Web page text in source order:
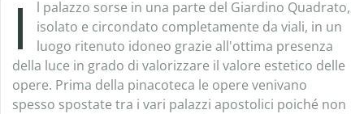
I
l palazzo sorse in una parte del Giardino Quadrato,
isolato e circondato completamente da viali, in un
luogo ritenuto idoneo grazie all'ottima presenza
della luce in grado di valorizzare il valore estetico delle
opere. Prima della pinacoteca le opere venivano
spesso spostate tra i vari palazzi apostolici poiché non